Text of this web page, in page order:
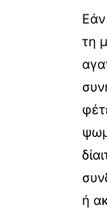
τη
ή